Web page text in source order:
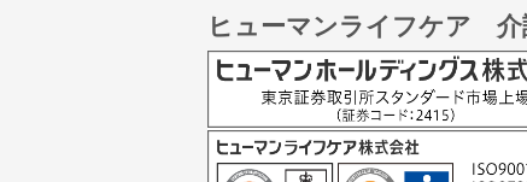
ヒューマンライフケア 介